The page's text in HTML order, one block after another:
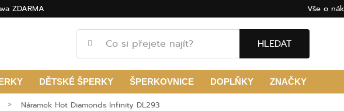
ZDARMA Vše o
HLEDAT
DĚTSKÉ ŠPERKY ŠPERKOVNICE DOPLŇKY ZNAČKY
Náramek Hot Diamonds Infinity DL293